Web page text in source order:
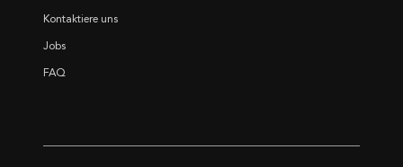
Kontaktiere uns
Jobs
FAQ